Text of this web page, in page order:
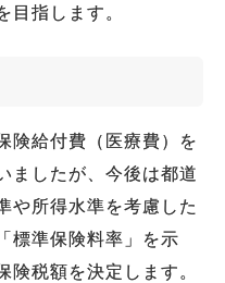
指します。
険給付費（医療費）を
ましたが、今後は都道
や所得水準を考慮した
標準保険料率」を示
険税額を決定します。